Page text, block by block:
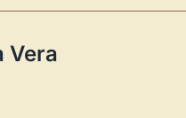
Vera
y gestiona tus obras
y responde mensajes